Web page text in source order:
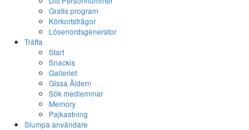
Gratis program
Körkortsfrågor
Lösenordsgenerator
Träffa
Start
Snackis
Galleriet
Gissa Åldern
Sök medlemmar
Memory
Pajkastning
Slumpa användare